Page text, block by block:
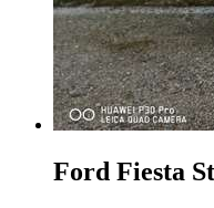
Ford Fiesta